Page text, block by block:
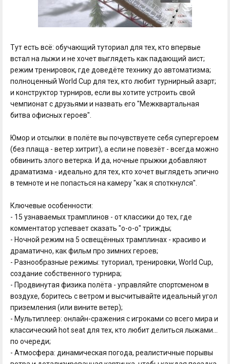
Тут есть всё: обучающий туториал для тех, кто впервые
встал на лыжи и не хочет выглядеть как падающий аист;
режим тренировок, где доведёте технику до автоматизма;
полноценный World Cup для тех, кто любит турнирный азарт;
и конструктор турниров, если вы хотите устроить свой
чемпионат с друзьями и назвать его "Межквартальная
битва офисных героев".
Юмор и отсылки: в полёте вы почувствуете себя супергероем
(без плаща - ветер хитрит), а если не повезёт - всегда можно
обвинить злого ветерка. И да, ночные прыжки добавляют
драматизма - идеально для тех, кто хочет выглядеть эпично
в темноте и не попасться на камеру "как я споткнулся".
Ключевые особенности:
- 15 узнаваемых трамплинов - от классики до тех, где
комментатор успевает сказать "о-о-о" трижды;
- Ночной режим на 5 освещённых трамплинах - красиво и
драматично, как фильм про зимних героев;
- Разнообразные режимы: туториал, тренировки, World Cup,
создание собственного турнира;
- Продвинутая физика полёта - управляйте спортсменом в
воздухе, боритесь с ветром и высчитывайте идеальный угол
приземления (или вините ветер);
- Мультиплеер: онлайн-сражения с игроками со всего мира и
классический hot seat для тех, кто любит делиться лыжами...
по очереди;
- Атмосфера: динамическая погода, реалистичные порывы